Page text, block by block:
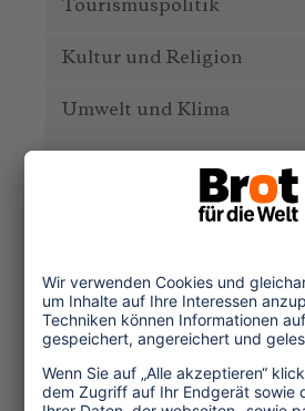
Tourismuspolitik
Kultur und Religion
Umwelt und Klima
Menschenrechte
Service und Tipps